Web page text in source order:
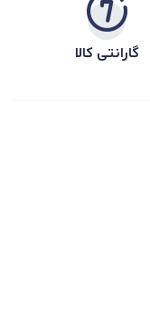
گارانتی کالا